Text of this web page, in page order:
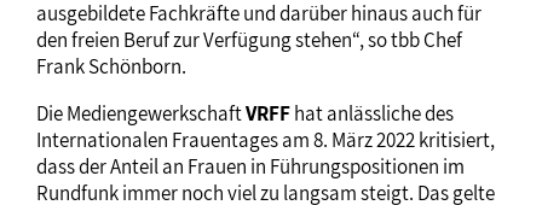
ausgebildete Fachkräfte und darüber hinaus auch für
den freien Beruf zur Verfügung stehen“, so tbb Chef
Frank Schönborn.
Die MediengewerkschaftVRFFhat anlässliche des
Internationalen Frauentages am 8. März 2022 kritisiert,
dass der Anteil an Frauen in Führungspositionen im
Rundfunk immer noch viel zu langsam steigt. Das gelte